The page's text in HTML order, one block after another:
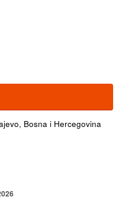
Bosna i Hercegovina